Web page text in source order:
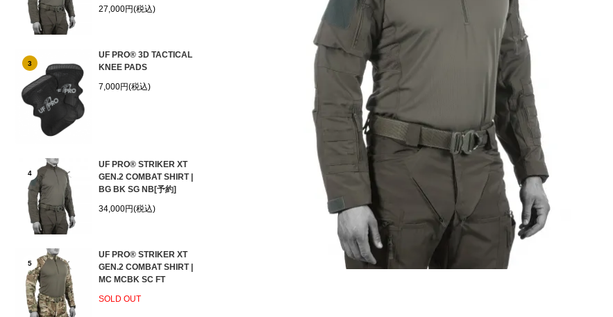
27,000円(税込)
3
UF PRO® 3D TACTICAL
KNEE PADS
7,000円(税込)
4
UF PRO® STRIKER XT
GEN.2 COMBAT SHIRT |
BG BK SG NB[予約]
34,000円(税込)
5
UF PRO® STRIKER XT
GEN.2 COMBAT SHIRT |
MC MCBK SC FT
SOLD OUT